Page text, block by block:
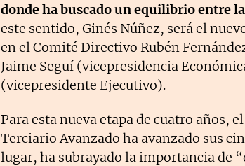
donde ha buscado un equilibrio entre
este sentido, Ginés Núñez, será el
en el Comité Directivo Rubén
Jaime Seguí (vicepresidencia
(vicepresidente Ejecutivo).
Para esta nueva etapa de cuatro años,
Terciario Avanzado ha avanzado sus
lugar, ha subrayado la importancia de